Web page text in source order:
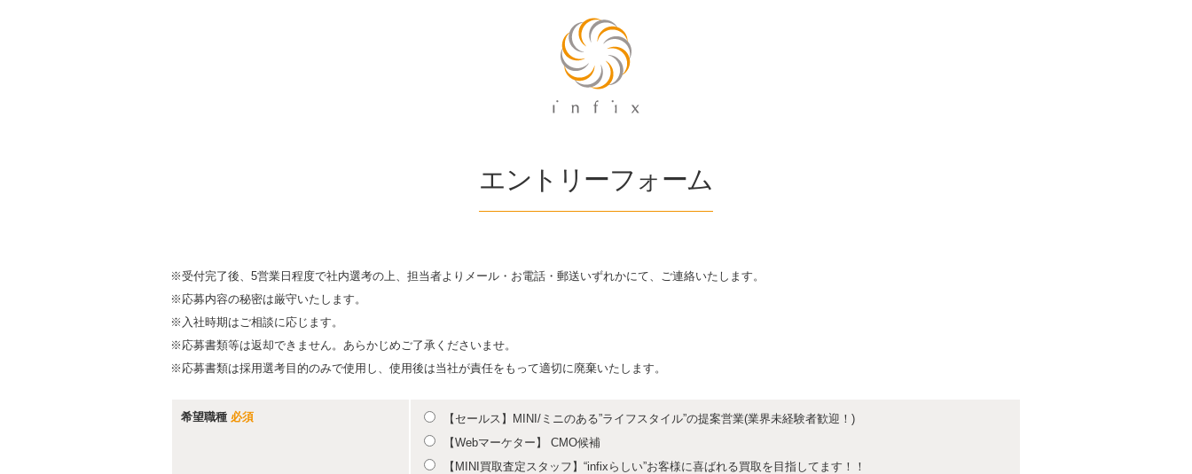
エントリーフォーム
※受付完了後、5営業日程度で社内選考の上、担当者よりメール・お電話・郵送いずれかにて、ご連絡いたします。
※応募内容の秘密は厳守いたします。
※入社時期はご相談に応じます。
※応募書類等は返却できません。あらかじめご了承くださいませ。
※応募書類は採用選考目的のみで使用し、使用後は当社が責任をもって適切に廃棄いたします。
希望職種 必須
【セールス】MINI/ミニのある”ライフスタイル”の提案営業(業界未経験者歓迎！)
【Webマーケター】 CMO候補
【MINI買取査定スタッフ】“infixらしい”お客様に喜ばれる買取を目指してます！！